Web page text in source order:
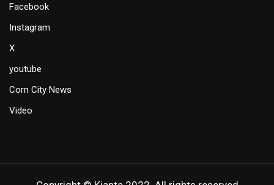
Facebook
Instagram
X
youtube
Corn City News
Video